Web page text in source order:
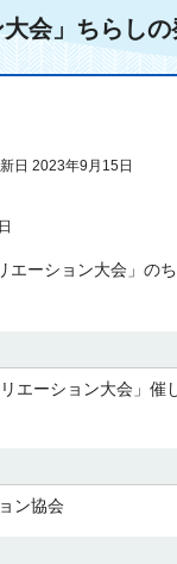
会」ちらし
日 2023年9月15日
エーション大会」の
エーション大会」催
ン協会